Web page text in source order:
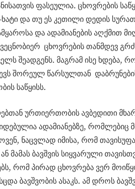
ფასეულია. ცხოვრების
და თუ ეს კეთილი დედის
და ადამიანების აღქმით
ცხოვრების თანმდევ
შეადგენს. მაგრამ ისე
შორეულ წარსულთან
საწყისს.
ურთიერთობის ავბედითი
ადამიანებზე, რომლებიც
ნაცვლად იმისა, რომ
მამას ბავშვის სიყვარული
რომ პირად ცხოვრება ვერ
ბავშვობის ასაკს. ამ დროს